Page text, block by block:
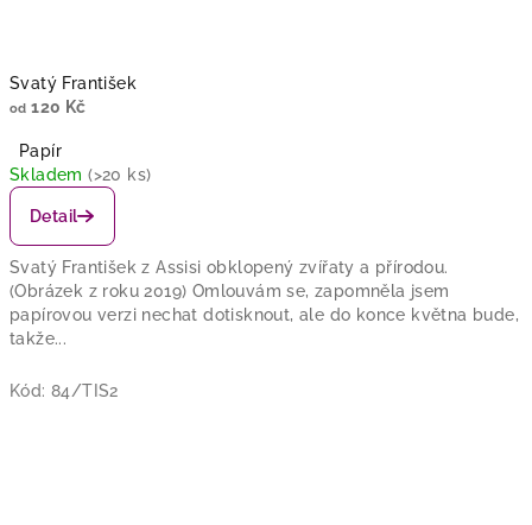
Svatý František
od 120 Kč
Papír
Skladem(>20 ks)
Detail
Svatý František z Assisi obklopený zvířaty a přírodou.
(Obrázek z roku 2019) Omlouvám se, zapomněla jsem
papírovou verzi nechat dotisknout, ale do konce května bude,
takže...
Kód: 84/TIS2